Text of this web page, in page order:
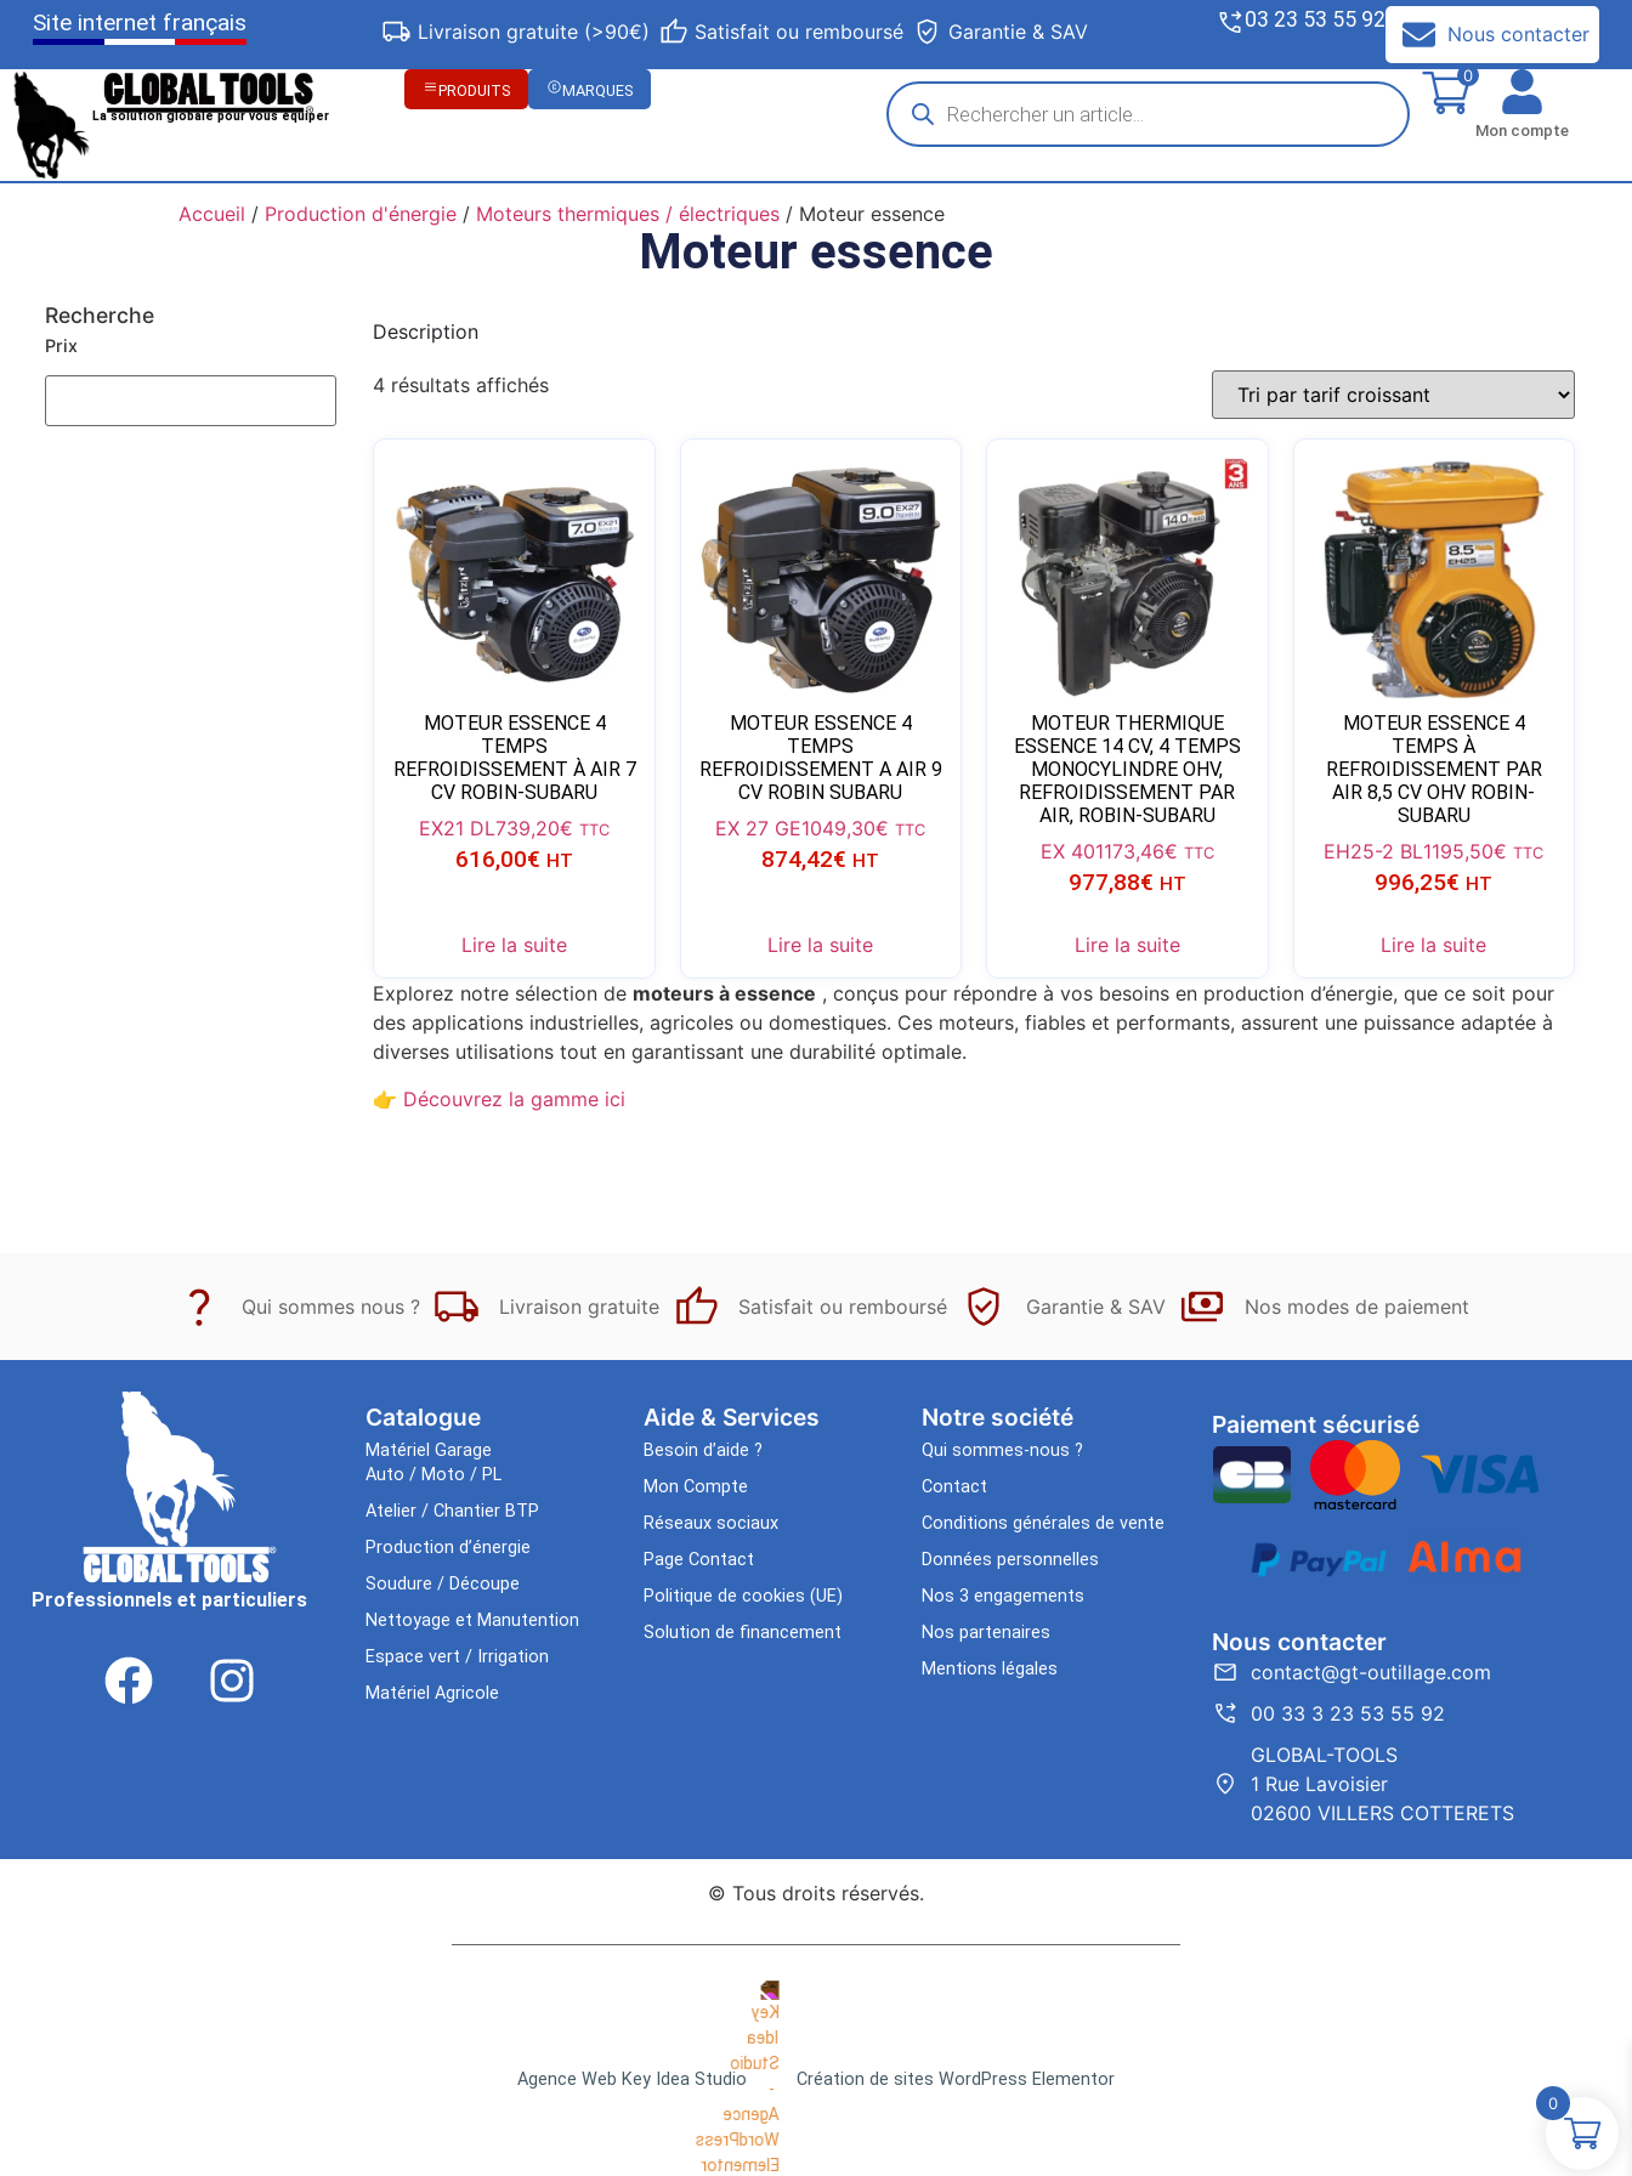
Site internet français Livraison gratuite (>90€) Satisfait ou remboursé Garantie & SAV 03 23 53 55 92
Nous contacter
La solution globale pour vous équiper
PRODUITS MARQUES
0
Mon compte
Accueil / Production d'énergie / Moteurs thermiques / électriques / Moteur essence
Moteur essence
Recherche
Prix
Description
4 résultats affichés
MOTEUR ESSENCE 4
TEMPS
REFROIDISSEMENT À AIR 7
CV ROBIN-SUBARU
EX21 DL739,20€ TTC
616,00€ HT
Lire la suite
MOTEUR ESSENCE 4
TEMPS
REFROIDISSEMENT A AIR 9
CV ROBIN SUBARU
EX 27 GE1049,30€ TTC
874,42€ HT
Lire la suite
MOTEUR THERMIQUE
ESSENCE 14 CV, 4 TEMPS
MONOCYLINDRE OHV,
REFROIDISSEMENT PAR
AIR, ROBIN-SUBARU
EX 401173,46€ TTC
977,88€ HT
Lire la suite
MOTEUR ESSENCE 4
TEMPS À
REFROIDISSEMENT PAR
AIR 8,5 CV OHV ROBIN-
SUBARU
EH25-2 BL1195,50€ TTC
996,25€ HT
Lire la suite
Explorez notre sélection de moteurs à essence , conçus pour répondre à vos besoins en production d’énergie, que ce soit pour
des applications industrielles, agricoles ou domestiques. Ces moteurs, fiables et performants, assurent une puissance adaptée à
diverses utilisations tout en garantissant une durabilité optimale.
👉 Découvrez lagamme ici
Qui sommes nous ? Livraison gratuite Satisfait ou remboursé Garantie & SAV Nos modes de paiement
Professionnels et particuliers
Catalogue
Matériel Garage
Auto / Moto / PL
Atelier / Chantier BTP
Production d’énergie
Soudure / Découpe
Nettoyage et Manutention
Espace vert / Irrigation
Matériel Agricole
Aide & Services​
Besoin d’aide ?
Mon Compte
Réseaux sociaux
Page Contact
Politique de cookies (UE)
Solution de financement
Notre société
Qui sommes-nous ?
Contact
Conditions générales de vente
Données personnelles
Nos 3 engagements
Nos partenaires
Mentions légales
Paiement sécurisé
Nous contacter
contact@gt-outillage.com
00 33 3 23 53 55 92
GLOBAL-TOOLS
1 Rue Lavoisier
02600 VILLERS COTTERETS
© Tous droits réservés.
Agence Web Key Idea Studio Création de sites WordPress Elementor
0